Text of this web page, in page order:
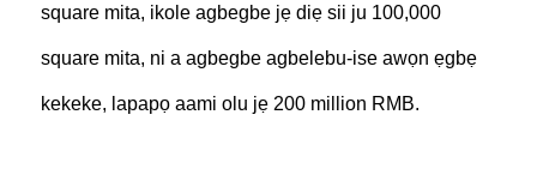
square mita, ikole agbegbe jẹ diẹ sii ju 100,000
square mita, ni a agbegbe agbelebu-ise awọn ẹgbẹ
kekeke, lapapọ aami olu jẹ 200 million RMB.